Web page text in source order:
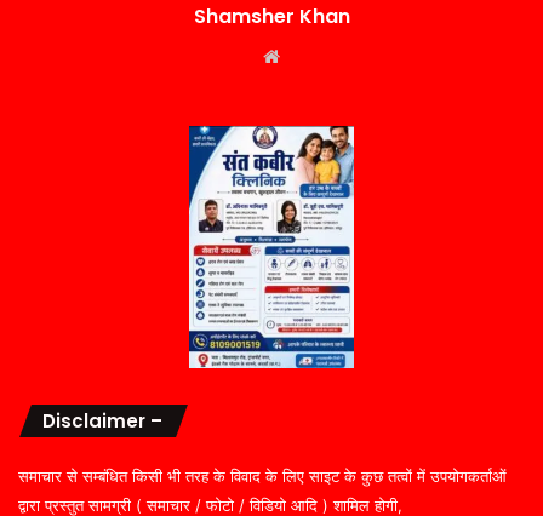
Shamsher Khan
Disclaimer –
समाचार से सम्बंधित किसी भी तरह के विवाद के लिए साइट के कुछ तत्वों में उपयोगकर्ताओं
द्वारा प्रस्तुत सामग्री ( समाचार / फोटो / विडियो आदि ) शामिल होगी,